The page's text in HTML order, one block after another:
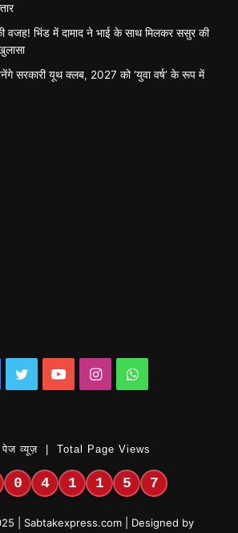
वजह! भिंड में दामाद ने भाई के साथ मिलकर ससुर की
सरकारी यूथ क्लब, 2027 को ‘युवा वर्ष’ के रूप में
TwitterYouTubeInstagramWhatsApp
व्यूज़ | Total Page Views
0 4 1 1 5 7
| Sabtakexpress.com | Designed by